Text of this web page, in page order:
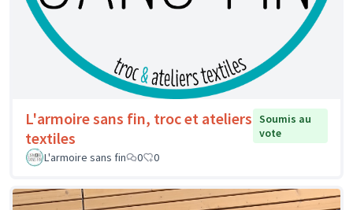
L'armoire sans fin, troc et ateliers
textiles
Soumis au
vote
L'armoire sans fin
0 0